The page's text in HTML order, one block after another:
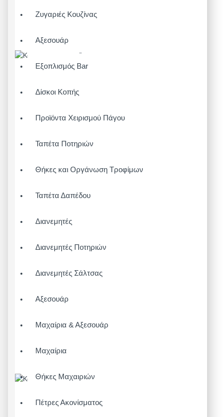
Ζυγαριές Κουζίνας
Αξεσουάρ
Εξοπλισμός Bar
Δίσκοι Κοπής
Προϊόντα Χειρισμού Πάγου
Ταπέτα Ποτηριών
Θήκες και Οργάνωση Τροφίμων
Ταπέτα Δαπέδου
Διανεμητές
Διανεμητές Ποτηριών
Διανεμητές Σάλτσας
Αξεσουάρ
Μαχαίρια & Αξεσουάρ
Μαχαίρια
Θήκες Μαχαιριών
Πέτρες Ακονίσματος